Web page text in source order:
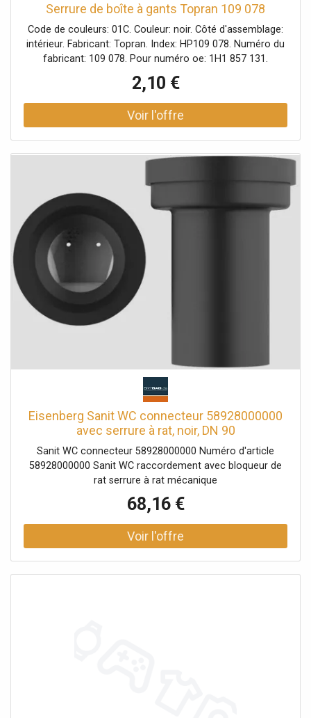
Serrure de boîte à gants Topran 109 078
Code de couleurs: 01C. Couleur: noir. Côté d'assemblage:
intérieur. Fabricant: Topran. Index: HP109 078. Numéro du
fabricant: 109 078. Pour numéro oe: 1H1 857 131.
Véhicule avec direction à gauche ou à droite: pour
véhicules avec direction à gauche.
2,10 €
Eisenberg Sanit WC connecteur 58928000000
avec serrure à rat, noir, DN 90
Sanit WC connecteur 58928000000 Numéro d'article
58928000000 Sanit WC raccordement avec bloqueur de
rat serrure à rat mécanique
68,16 €